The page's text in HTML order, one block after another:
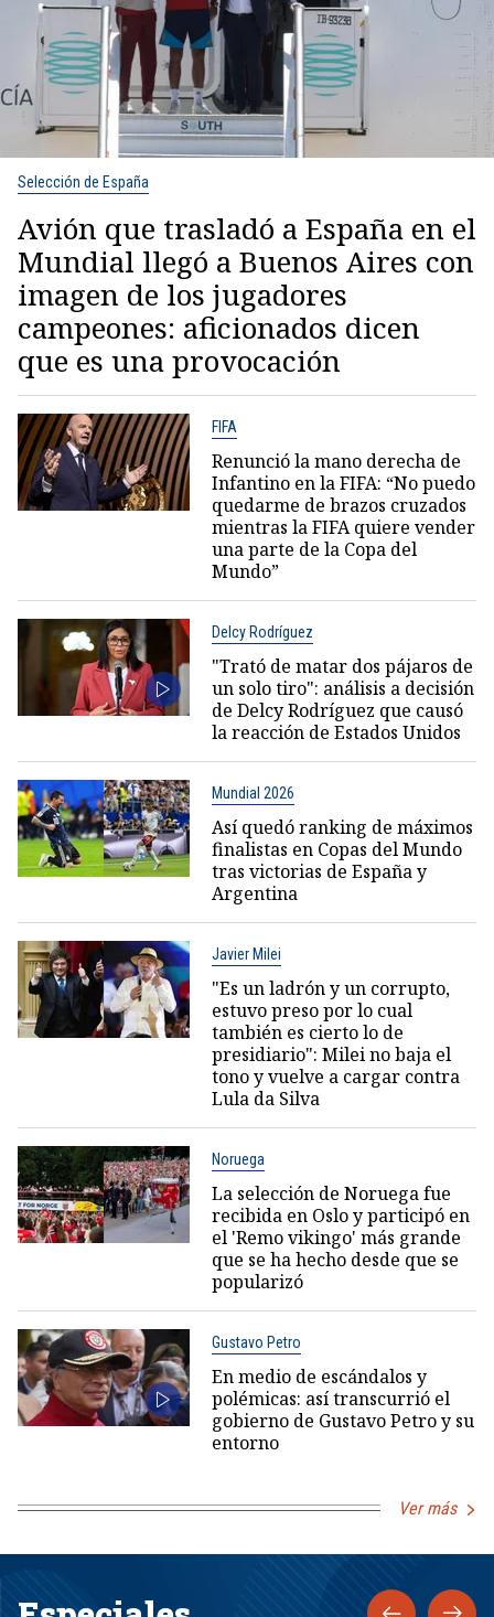
Selección de España
Avión que trasladó a España en el
Mundial llegó a Buenos Aires con
imagen de los jugadores
campeones: aficionados dicen
que es una provocación
FIFA
Renunció la mano derecha de
Infantino en la FIFA: “No puedo
quedarme de brazos cruzados
mientras la FIFA quiere vender
una parte de la Copa del
Mundo”
Delcy Rodríguez
"Trató de matar dos pájaros de
un solo tiro": análisis a decisión
de Delcy Rodríguez que causó
la reacción de Estados Unidos
Mundial 2026
Así quedó ranking de máximos
finalistas en Copas del Mundo
tras victorias de España y
Argentina
Javier Milei
"Es un ladrón y un corrupto,
estuvo preso por lo cual
también es cierto lo de
presidiario": Milei no baja el
tono y vuelve a cargar contra
Lula da Silva
Noruega
La selección de Noruega fue
recibida en Oslo y participó en
el 'Remo vikingo' más grande
que se ha hecho desde que se
popularizó
Gustavo Petro
En medio de escándalos y
polémicas: así transcurrió el
gobierno de Gustavo Petro y su
entorno
Ver más